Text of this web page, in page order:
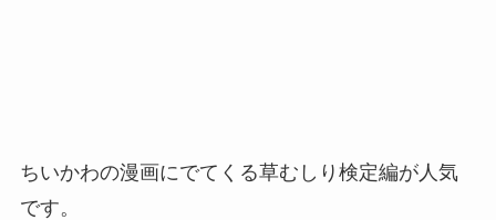
ちいかわの漫画にでてくる草むしり検定編が人気
です。